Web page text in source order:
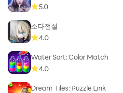
5.0
소다전설
4.0
Water Sort: Color Match
4.0
Dream Tiles: Puzzle Link​